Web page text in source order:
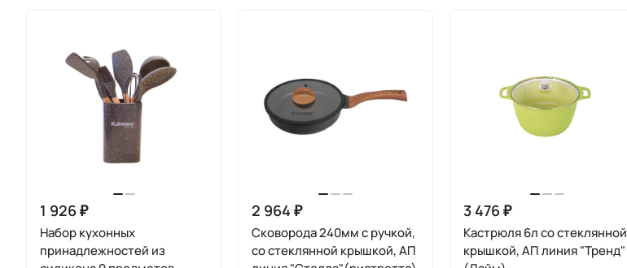
1 926 ₽
Набор кухонных
принадлежностей из
2 964 ₽
Сковорода 240мм с ручкой,
со стеклянной крышкой, АП
3 476 ₽
Кастрюля 6л со стеклянной
крышкой, АП линия "Тренд"